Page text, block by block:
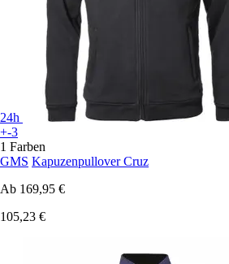
24h
+-3
1 Farben
GMS Kapuzenpullover Cruz
Ab 169,95 €
105,23 €